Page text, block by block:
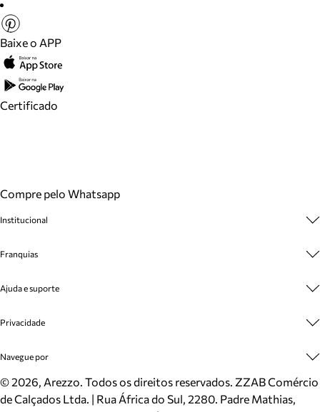
Baixe o APP
Certificado
Compre pelo Whatsapp
Institucional
Cashback
Venda Corporativa
Mapa do Site
Inverno
Mundo Arezzo
Franquias
Plano de Negócio
Ajuda e suporte
Cadastro
Meus Pedidos
Trocas e Devoluções
Cartão Presente
Privacidade
Politica e Privacidade
Navegue por
Sapatos
Bolsas
©2026, Arezzo. Todos os direitos reservados. ZZAB Comércio
de Calçados Ltda. | Rua África do Sul, 2280. Padre Mathias,